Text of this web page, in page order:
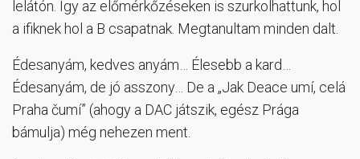
lelátón. Így az előmérkőzéseken is szurkolhattunk, hol
a ifiknek hol a B csapatnak. Megtanultam minden dalt.
Édesanyám, kedves anyám… Élesebb a kard…
Édesanyám, de jó asszony… De a „Jak Deace umí, celá
Praha čumí” (ahogy a DAC játszik, egész Prága
bámulja) még nehezen ment.